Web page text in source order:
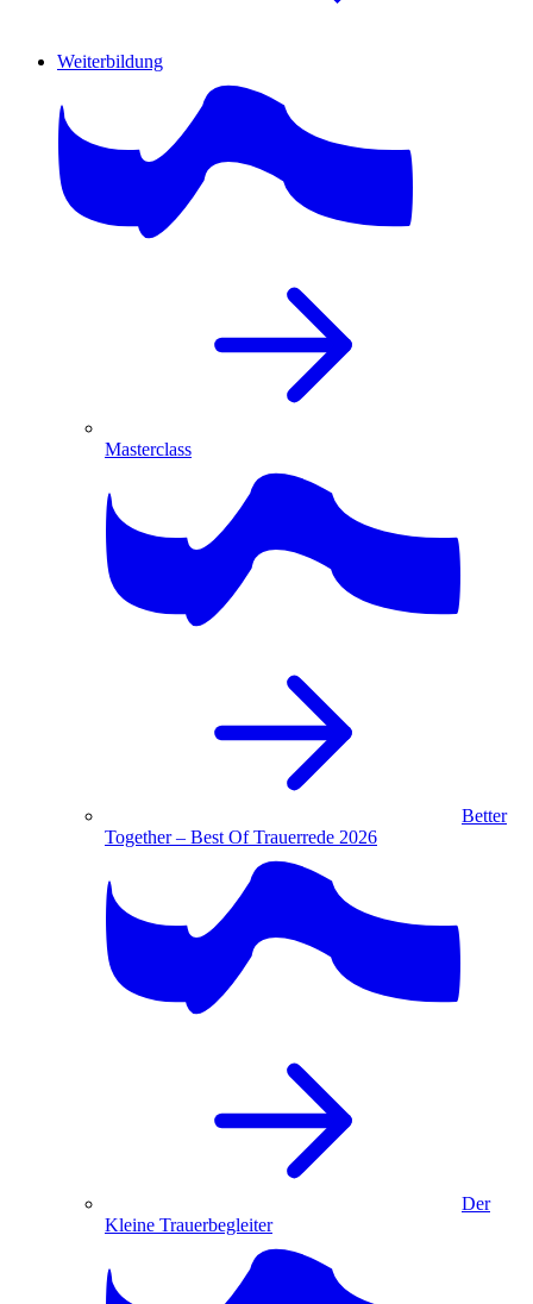
Weiterbildung
Masterclass
Better
Together – Best Of Trauerrede 2026
Der
Kleine Trauerbegleiter